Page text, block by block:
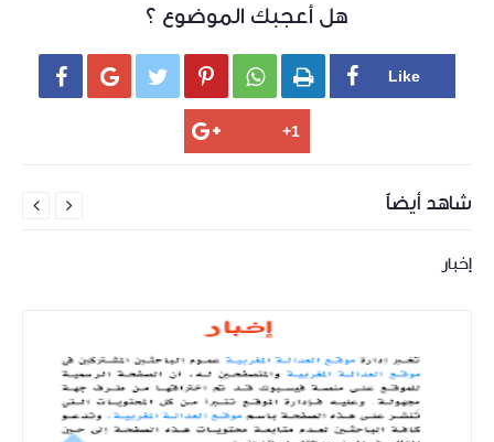
هل أعجبك الموضوع ؟
     
شاهد أيضاً
إخبار

